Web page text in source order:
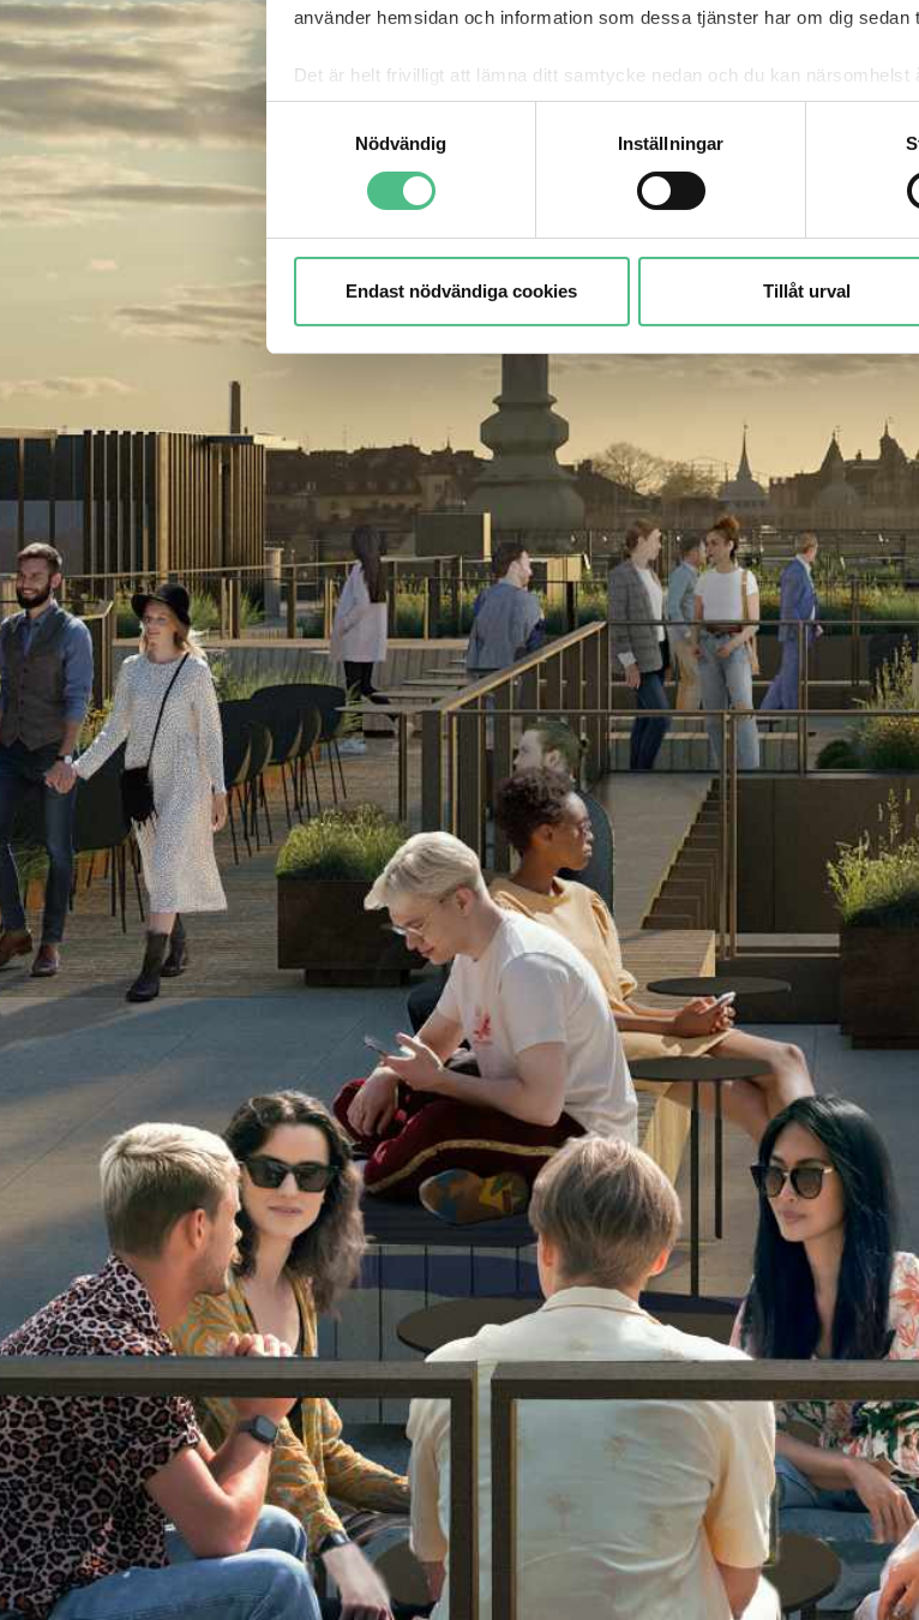
använder hemsidan och information som dessa tjänster har om dig sedan
Det är helt frivilligt att lämna ditt samtycke nedan och du kan
kontrollera vilka cookies vi får använda genom att anpassa
Nödvändig
Inställningar
Endast nödvändiga cookies Tillåt urval